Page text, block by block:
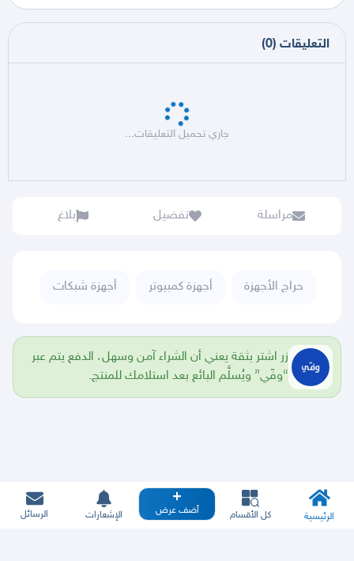
التعليقات (
0
)
جاري تحميل التعليقات...
مراسلة تفضيل بلاغ
حراج الأجهزة أجهزة كمبيوتر أجهزة شبكات
زر اشتر بثقة يعني أن الشراء آمن وسهل، الدفع يتم عبر
“وفّي” ويُسلَّم البائع بعد استلامك للمنتج.
الرئيسية كل الأقسام أضف عرض الإشعارات الرسائل